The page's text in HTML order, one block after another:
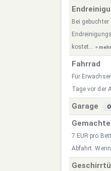
Bei
kostet... » mehr
Fahrrad
Für
Tage vor der
Garage
7 EUR pro
Abfahrt.